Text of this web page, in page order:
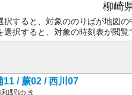
柳崎
すると、対象ののりばが地図の
択すると、対象の時刻表が閲覧
11 / 蕨02 / 西川07
駅ゆき